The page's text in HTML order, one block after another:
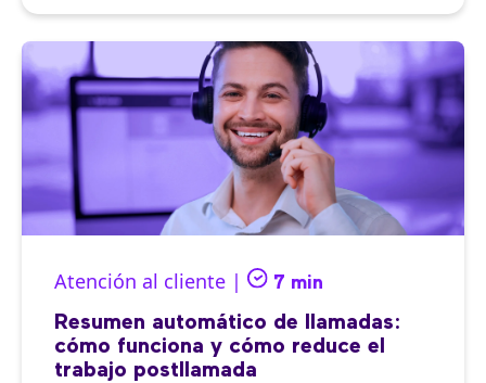
Atención al cliente | 7 min
Resumen automático de llamadas:
cómo funciona y cómo reduce el
trabajo postllamada